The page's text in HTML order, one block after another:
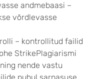
andmebaasi –
võrdlevasse
– kontrollitud failid
StrikePlagiarismi
nende vastu